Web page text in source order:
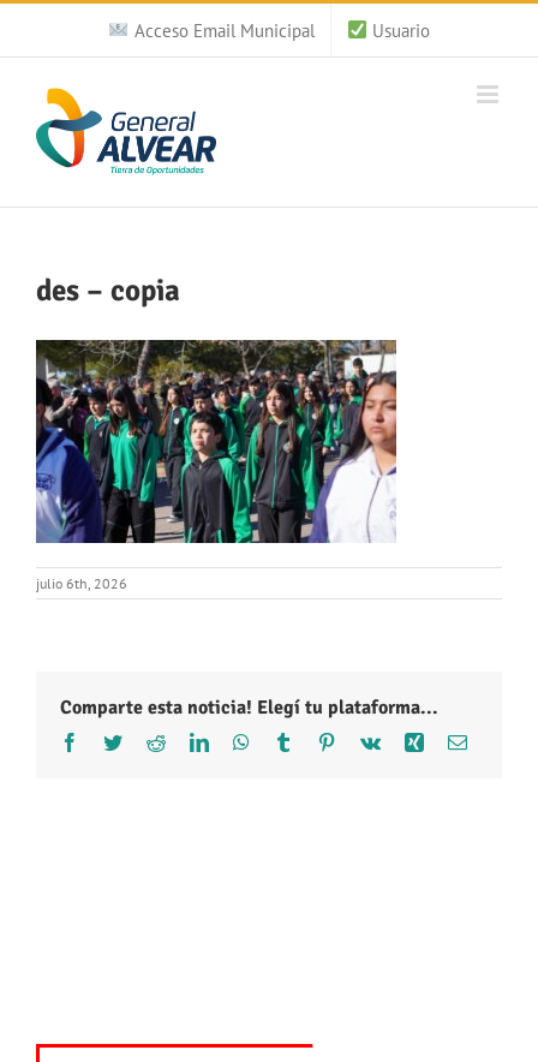
Saltar
contenido
Acceso Email Municipal Usuario
des – copia
julio 6th, 2026
Comparte esta noticia! Elegí tu plataforma...
Facebook
TwitterRedditLinkedInWhatsApp
Tumblr Pinterest
Vk Xing Correo